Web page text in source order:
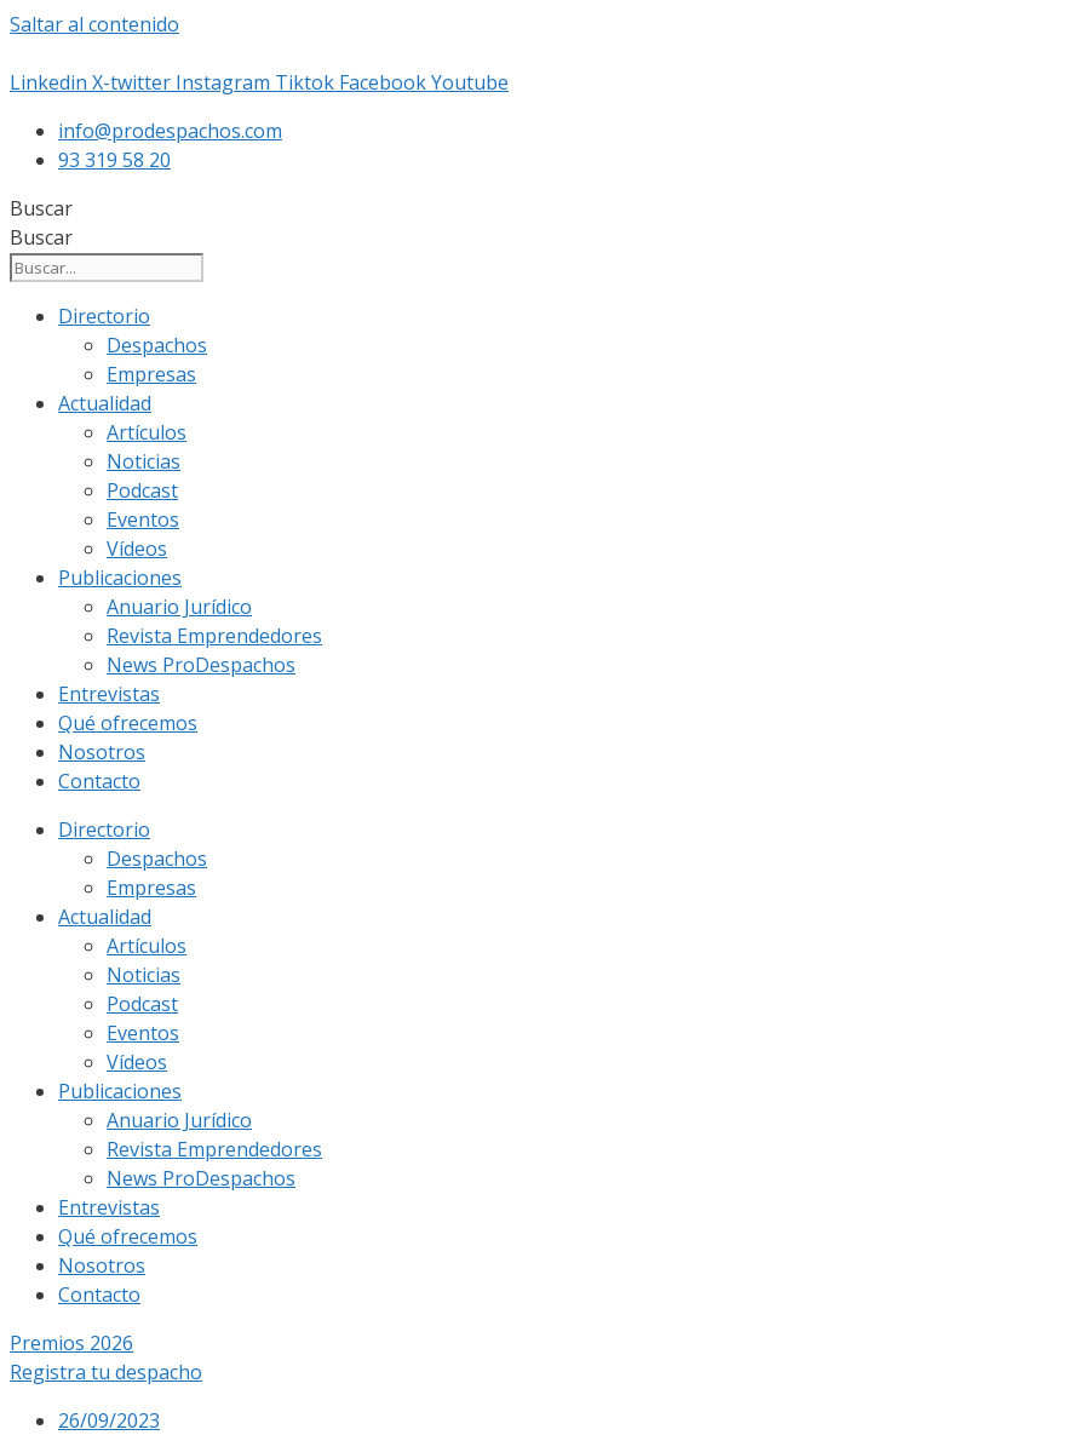
Saltar al contenido
Linkedin X-twitter Instagram Tiktok FacebookYoutube
info@prodespachos.com
93 319 58 20
Buscar
Buscar
Directorio
Despachos
Empresas
Actualidad
Artículos
Noticias
Podcast
Eventos
Vídeos
Publicaciones
Anuario Jurídico
Revista Emprendedores
News ProDespachos
Entrevistas
Qué ofrecemos
Nosotros
Contacto
Directorio
Despachos
Empresas
Actualidad
Artículos
Noticias
Podcast
Eventos
Vídeos
Publicaciones
Anuario Jurídico
Revista Emprendedores
News ProDespachos
Entrevistas
Qué ofrecemos
Nosotros
Contacto
Premios 2026
Registra tu despacho
26/09/2023